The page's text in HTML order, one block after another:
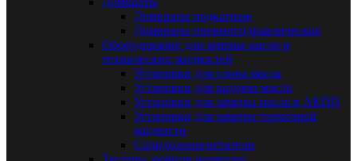
Домкраты подкатные
Домкраты пневмогидравлические
Оборудование для замены масла и
технических жидкостей
Установки для слива масла
Установки для раздачи масла
Установки для замены масла в АКПП
Установки для замены тормозной
жидкости
Солидолонагнетатели